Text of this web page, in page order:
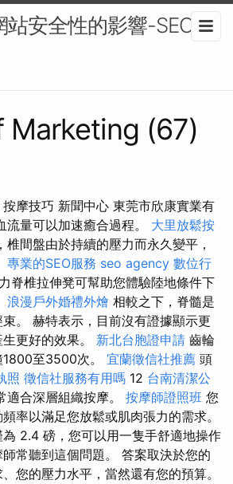
安全性的影響-SEO顧
Marketing (67)
摩技巧 新聞中心 東莞市欣康實業有
流量可以加速癒合過程。 大里放鬆按
椎間盤由於持續的壓力而永久變平，
專業的SEO服務 seo agency 數位行
脊椎拉伸凳可幫助您體驗陸地條件下
浪漫戶外婚禮外燴 相較之下，脊髓是
。 赫特表示，目前沒有證據顯示更
更好的效果。 新北台胞證申請 齒輪
至3500次。 宜蘭徵信社推薦 頭
照 徵信社服務有用嗎 12 台南清潔公
適合深層組織按摩。 按摩師證照班 您
率以滿足您放鬆或肌肉張力的需求。
2.4 磅，您可以用一隻手舒適地操作
常聽到這個問題。 答案取決於您的
您的壓力水平，當然還有您的預算。